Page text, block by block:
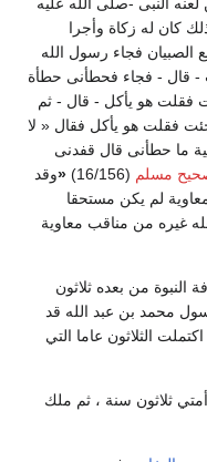
كان له زكاة وأجرا
الصبيان فجاء رسول الله
- قال - فجاء فحطأنى حطأة
فقلت هو يأكل - قال - ثم
فقلت هو يأكل فقال « لا
ما حطأنى قال قفدنى
مسلم (16/156)
«وقد
لم يكن مستحقا
غيره من مناقب معاوية
النبوة من بعده ثلاثون
محمد بن عبد الله قد
الثلاثون عاما التي
ثلاثون سنة ، ثم ملك